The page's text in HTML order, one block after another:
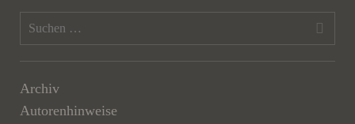
Archiv
Autorenhinweise